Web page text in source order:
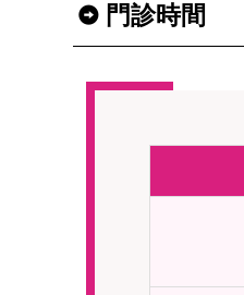
門診時間